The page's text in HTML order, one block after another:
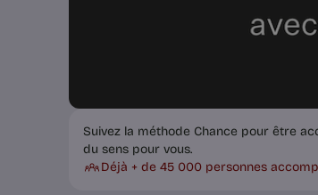
Suivez la méthode Chance pour être
du sens pour vous.
Déjà + de 45 000 personnes